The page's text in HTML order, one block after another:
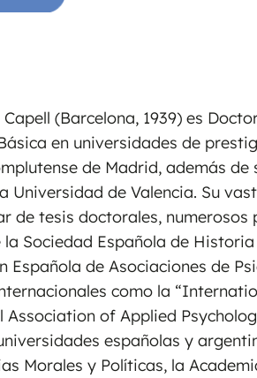
(Barcelona, 1939) es
en universidades de
de Madrid, además
Universidad de Valencia. Su
de tesis doctorales,
Sociedad Española de
Española de Asociaciones de
como la
Association of Applied
españolas y
Morales y Políticas, la